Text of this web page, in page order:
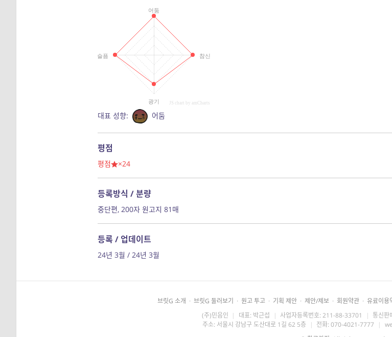
어둠
참신
광기
슬픔
JS chart by amCharts
대표 성향: 어둠
평점
평점 ×24
등록방식 / 분량
중단편, 200자 원고지 81매
등록 / 업데이트
24년 3월 / 24년 3월
브릿G 소개 · 브릿G 둘러보기 · 원고 투고 · 기획 제안 · 제안/제보 · 회원약관 · 유료이용
(주)민음인 | 대표: 박근섭 | 사업자등록번호: 211-88-33701 | 통신판
주소: 서울시 강남구 도산대로 1길 62 5층 | 전화: 070-4021-7777 |